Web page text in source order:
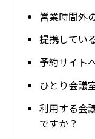
営業時間外
提携してい
予約サイト
ひとり会議
利用する会
ですか？